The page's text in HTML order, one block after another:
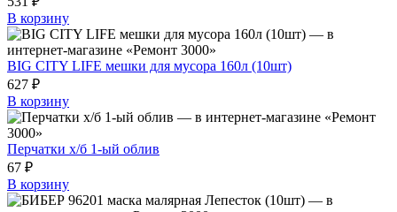
В корзину
BIG CITY LIFE мешки для мусора 160л (10шт)
627 ₽
В корзину
Перчатки х/б 1-ый облив
67 ₽
В корзину